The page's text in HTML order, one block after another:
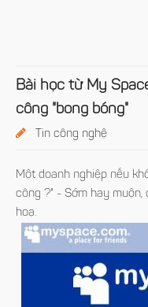
Bài học từ My
công "bong bóng"
Tin công nghệ
Một doanh nghiệp nếu
công ?" - Sớm hay
hoạ.